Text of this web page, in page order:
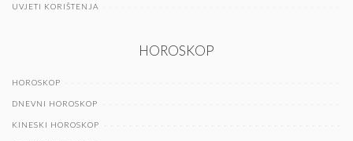
UVJETI KORIŠTENJA
HOROSKOP
HOROSKOP
DNEVNI HOROSKOP
KINESKI HOROSKOP